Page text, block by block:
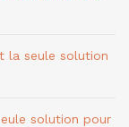
la seule solution
solution pour